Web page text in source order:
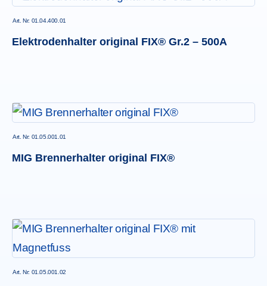
Elektrodenhalter original FIX® Gr.2 – 500A
Art. Nr: 01.04.400.01
MIG Brennerhalter original FIX®
Art. Nr: 01.05.001.01
Art. Nr: 01.05.001.02